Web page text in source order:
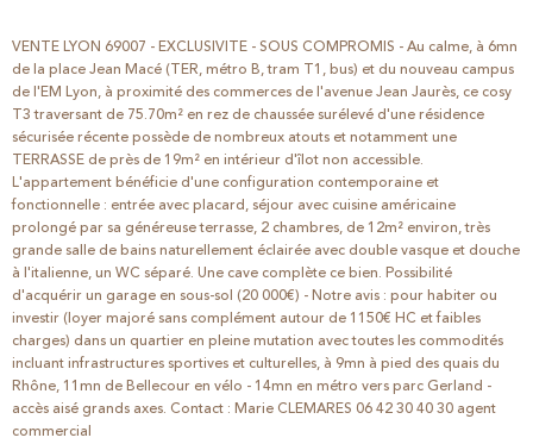
VENTE LYON 69007 - EXCLUSIVITE - SOUS COMPROMIS - Au calme, à 6mn
de la place Jean Macé (TER, métro B, tram T1, bus) et du nouveau campus
de l'EM Lyon, à proximité des commerces de l'avenue Jean Jaurès, ce cosy
T3 traversant de 75.70m² en rez de chaussée surélevé d'une résidence
sécurisée récente possède de nombreux atouts et notamment une
TERRASSE de près de 19m² en intérieur d'îlot non accessible.
L'appartement bénéficie d'une configuration contemporaine et
fonctionnelle : entrée avec placard, séjour avec cuisine américaine
prolongé par sa généreuse terrasse, 2 chambres, de 12m² environ, très
grande salle de bains naturellement éclairée avec double vasque et douche
à l'italienne, un WC séparé. Une cave complète ce bien. Possibilité
d'acquérir un garage en sous-sol (20 000€) - Notre avis : pour habiter ou
investir (loyer majoré sans complément autour de 1150€ HC et faibles
charges) dans un quartier en pleine mutation avec toutes les commodités
incluant infrastructures sportives et culturelles, à 9mn à pied des quais du
Rhône, 11mn de Bellecour en vélo - 14mn en métro vers parc Gerland -
accès aisé grands axes. Contact : Marie CLEMARES 06 42 30 40 30 agent
commercial